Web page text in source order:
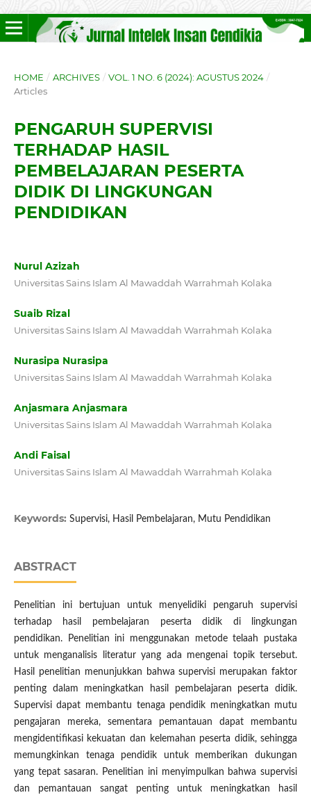
HOME / ARCHIVES / VOL. 1 NO. 6 (2024): AGUSTUS 2024 /
Articles
PENGARUH SUPERVISI
TERHADAP HASIL
PEMBELAJARAN PESERTA
DIDIK DI LINGKUNGAN
PENDIDIKAN
Nurul Azizah
Universitas Sains Islam Al Mawaddah Warrahmah Kolaka
Suaib Rizal
Universitas Sains Islam Al Mawaddah Warrahmah Kolaka
Nurasipa Nurasipa
Universitas Sains Islam Al Mawaddah Warrahmah Kolaka
Anjasmara Anjasmara
Universitas Sains Islam Al Mawaddah Warrahmah Kolaka
Andi Faisal
Universitas Sains Islam Al Mawaddah Warrahmah Kolaka
Keywords: Supervisi, Hasil Pembelajaran, Mutu Pendidikan
ABSTRACT
Penelitian ini bertujuan untuk menyelidiki pengaruh supervisi
terhadap hasil pembelajaran peserta didik di lingkungan
pendidikan. Penelitian ini menggunakan metode telaah pustaka
untuk menganalisis literatur yang ada mengenai topik tersebut.
Hasil penelitian menunjukkan bahwa supervisi merupakan faktor
penting dalam meningkatkan hasil pembelajaran peserta didik.
Supervisi dapat membantu tenaga pendidik meningkatkan mutu
pengajaran mereka, sementara pemantauan dapat membantu
mengidentifikasi kekuatan dan kelemahan peserta didik, sehingga
memungkinkan tenaga pendidik untuk memberikan dukungan
yang tepat sasaran. Penelitian ini menyimpulkan bahwa supervisi
dan pemantauan sangat penting untuk meningkatkan hasil